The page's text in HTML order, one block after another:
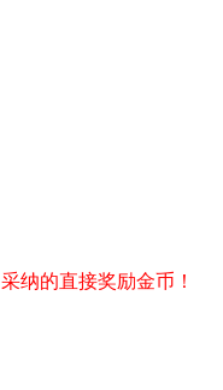
纳的直接奖励金币！